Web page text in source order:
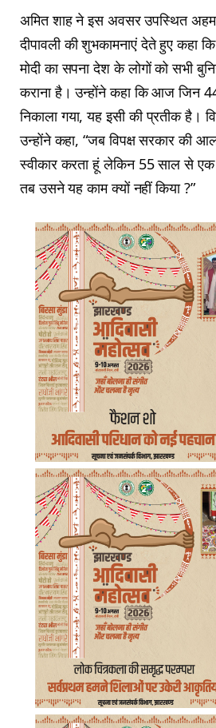
अमित शाह ने इस अवसर उपस्थित
दीपावली की शुभकामनाएं देते हुए कहा
मोदी का सपना देश के लोगों को सभी
कराना है। उन्होंने कहा कि आज जिन
निकाला गया, यह इसी की प्रतीक है।
उन्होंने कहा, “जब विपक्ष सरकार की
स्वीकार करता हूं लेकिन 55 साल से एक
तब उसने यह काम क्यों नहीं किया ?”